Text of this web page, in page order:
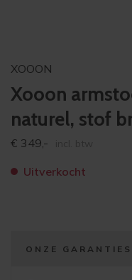
XOOON
Xooon
naturel, stof
€ 349,-
Uitverkocht
ONZE GARANTIES